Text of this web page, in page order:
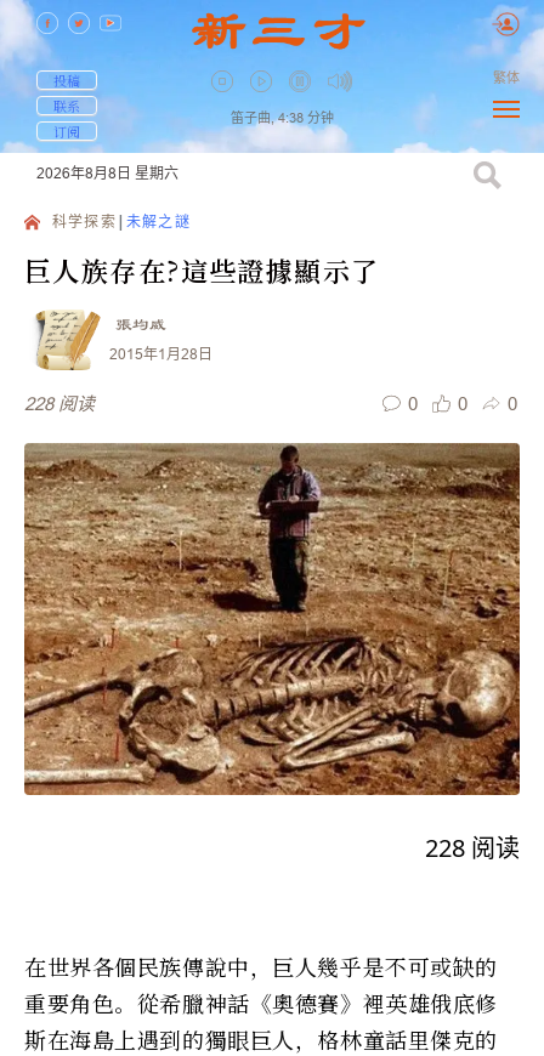
投稿
联系
订阅
笛子曲, 4:38 分钟
繁体
2026年8月8日 星期六
科学探索 未解之謎
巨人族存在?這些證據顯示了
張均威
2015年1月28日
228 阅读 0 0 0
228 阅读
在世界各個民族傳說中，巨人幾乎是不可或缺的
重要角色。從希臘神話《奧德賽》裡英雄俄底修
斯在海島上遇到的獨眼巨人，格林童話里傑克的